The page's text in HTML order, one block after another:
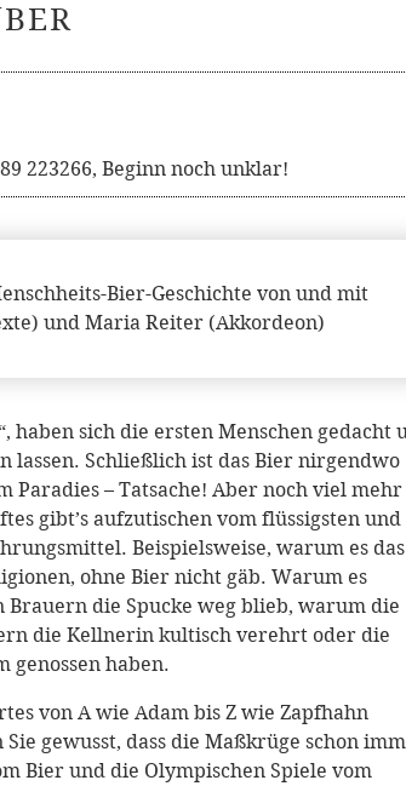
223266, Beginn noch unklar!
Bier-Geschichte von und mit
und Maria Reiter (Akkordeon)
haben sich die ersten Menschen gedacht
lassen. Schließlich ist das Bier nirgendwo
Paradies – Tatsache! Aber noch viel mehr
gibt’s aufzutischen vom flüssigsten und
Beispielsweise, warum es das
ohne Bier nicht gäb. Warum es
die Spucke weg blieb, warum die
die Kellnerin kultisch verehrt oder die
haben.
von A wie Adam bis Z wie Zapfhahn
gewusst, dass die Maßkrüge schon
Bier und die Olympischen Spiele vom